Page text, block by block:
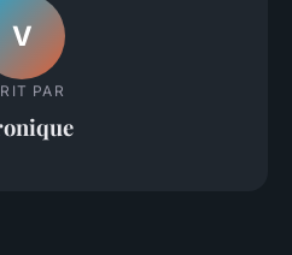
V
PAR